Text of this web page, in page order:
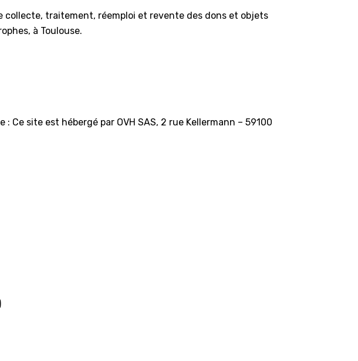
collecte, traitement, réemploi et revente des dons et objets
à Toulouse.
Ce site est hébergé par OVH SAS, 2 rue Kellermann – 59100